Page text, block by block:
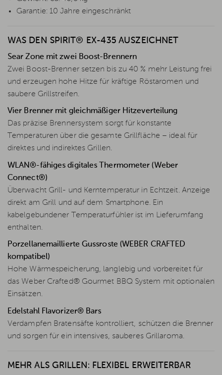
Garantie: 10 Jahre eingeschränkt
WAS DEN SPIRIT® EX-435 AUSZEICHNET
Sear Zone mit zwei Boost-Brennern
Zwei Boost-Brenner setzen bis zu 40 % mehr Leistung frei
und erzeugen hohe Hitze für kräftige Röstaromen und
saubere Grillstreifen.
Vier Brenner mit gleichmäßiger Hitzeverteilung
Das präzise Brennersystem sorgt für konstante
Temperaturen über die gesamte Grillfläche – ideal für
direktes und indirektes Grillen.
WLAN®-fähiges digitales Thermometer (Weber
Connect®)
Überwacht Grill- und Kerntemperatur in Echtzeit. Anzeige
direkt am Grill und auf dem Smartphone. Ein
kabelgebundener Temperaturfühler ist im Lieferumfang
enthalten.
Porzellanemaillierte Gussroste (WEBER CRAFTED
kompatibel)
Hohe Wärmespeicherung, langlebig und vorbereitet für
das Weber Crafted® Gourmet BBQ System mit optionalen
Einsätzen.
Edelstahl Flavorizer® Bars
Verdampfen Bratensäfte kontrolliert, schützen die Brenner
und sorgen für ein intensives, sauberes Grillaroma.
MEHR ALS GRILLEN: FLEXIBEL ERWEITERBAR